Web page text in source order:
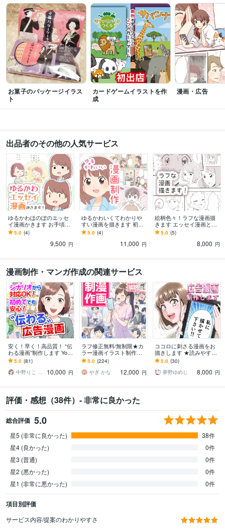
お菓子のパッケージイラス
ト
カードゲームイラストを作
成
漫画・広告
出品者のその他の人気サービス
ゆるかわほのぼのエッセ
イ漫画かきます お手頃価
格でシンプルかわいい漫
画に仕上げます！
5.0 (4)
9,500 円
ゆるかわいくてわかりや
すい漫画を描きます 初心
者へのサポートあり！喜
怒哀楽豊かに表現しま
5.0 (4)
11,000 円
絵柄色々！ラフな漫画描
きます エッセイ漫画とし
てや、下描き工程として
利用OK
5.0 (5)
8,000 円
漫画制作・マンガ作成の関連サービス
安く！早く！高品質！ “伝
わる漫画”制作します YouT
ube・LP・SNS漫画制作｜
シナリオ作成から対応
5.0 (81)
中野りこ LP・広告漫画クリエイター
10,000 円
ラフ修正無料/無制限★カ
ラー漫画イラスト制作し
ます YouTube広告・LP広
告・各種SNS対応しま
す！
5.0 (224)
やぎ かな
12,000 円
ココロに刺さる漫画をお
描きします ★読みやす
い！分かりやすい！目に
留まる漫画をお描きしま
す！★
5.0 (30)
夢野ゆめじ
8,000 円
評価・感想（38件）- 非常に良かった
総合評価 5.0
星5 (非常に良かった)
38件
星4 (良かった)
0件
星3 (普通)
0件
星2 (悪かった)
0件
星1 (非常に悪かった)
0件
項目別評価
サービス内容/提案のわかりやすさ